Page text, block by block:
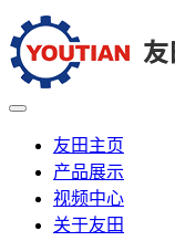
友田主页
产品展示
视频中心
关于友田